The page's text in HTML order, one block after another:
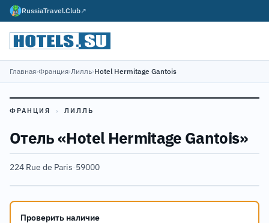
RussiaTravel.Club↗
Главная›Франция›Лилль›Hotel Hermitage Gantois
ФРАНЦИЯ › ЛИЛЛЬ
Отель «Hotel Hermitage Gantois»
224 Rue de Paris·59000
Проверить наличие